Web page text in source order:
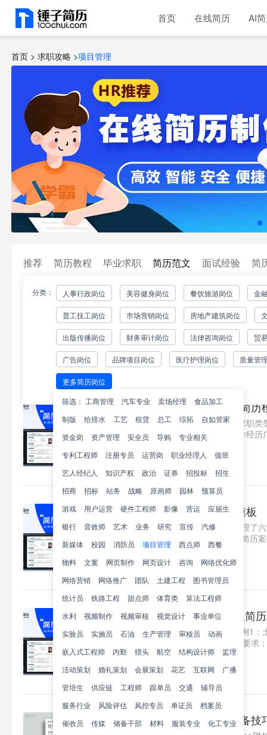
首页 在线简历 AI
首页 > 求职攻略 >项目管理
推荐 简历教程 毕业求职 简历范文
分类： 人事行政岗位 美容健身岗位 餐饮旅游岗位 金
普工技工岗位 市场营销岗位 房地产建筑岗位
出版传播岗位 财务审计岗位 法律咨询岗位 贸
广告岗位 品牌项目岗位 医疗护理岗位 质量管
更多简历岗位
筛选： 工商管理 汽车专业 卖场经理
食品加工
制版
给排水 工艺 租赁 总工 综拓
自如管家
资金岗
资产管理 安全员 导购
专业相关
专利工程师
注册专员 运营岗 职业经理人
值班
艺人经纪人
知识产权 政治 证券 招投标
招生
招商
招标 站务 战略 原画师 园林
预算员
游戏
用户运营 硬件工程师 影像 营运
应届生
银行
音效师 艺术 业务 研究 宣传
汽修
新媒体
校园 消防员 项目管理 西点师
西餐
物料
文案 网页制作 网页设计 咨询
网络优化师
网络营销
网络推广 团队 土建工程
图书管理员
统计员
铁路工程 甜点师 体育类
算法工程师
水利
视频制作 视频审核 视觉设计
事业单位
实验员
实施员 石油 生产管理 审核员
动画
嵌入式工程师
内勤 猎头 航空 结构设计师
监理
活动策划
婚礼策划 会展策划 花艺 互联网
广播
管培生
供应链 工程师 跟单员 交通
辅导员
服务行业
风险评估 风控专员 单证员
档案员
催收员
传媒 储备干部 材料 服装专业
化工专业
面试经验 简
项目管理简历模板6篇：附
立即创建您的简历如何打造专业项
据统计，HR平均仅用6秒扫描一份
意向明确建议采用：求职类型+..1
283
超实用！项目管理求职简历
项目管理求职简历基本信息●求职
面议●求职状态：随时到岗工作经
101
精选6篇项目管理简历模板
项目管理简历撰写指南本文整理了
方位展示求职者的专业实力。简历
意向岗位：项目管理●意向城市..1
359
7个精选IT项目管理个人简
IT项目管理简历模板集简历范例1
理●意向城市：广东深圳●薪资要
木工程|20xx.9-20xx.12●..1
251
数字化项目管理高分必备技